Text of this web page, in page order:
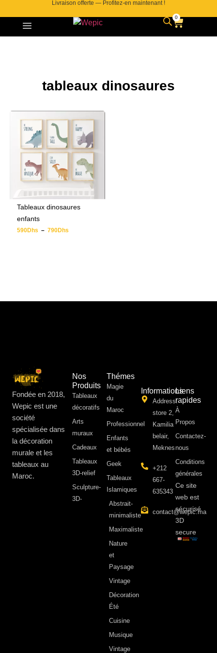
Livraison offerte — Profitez-en maintenant !
0
tableaux dinosaures
Tableaux dinosaures
enfants
590Dhs – 790Dhs
Fondée en 2018,
Wepic est une
société
spécialisée dans
la décoration
murale et les
tableaux au
Maroc.
Nos
Produits
Tableaux
décoratifs
Arts
muraux
Cadeaux
Tableaux
3D-relief
Sculpture-
3D-
Thémes
Magie
du
Maroc
Professionnel
Enfants
et bébés
Geek
Tableaux
Islamiques
Abstrait-
minimaliste
Maximaliste
Nature
et
Paysage
Vintage
Décoration
Été
Cuisine
Musique
Vintage
Informations
Address:
store 2,
Kamilia
belair,
Meknes
+212
667-
635343
contact@wepic.ma
Liens
rapides
À
Propos ​
Contactez-
nous
Conditions
générales
Ce site
web est
sécurisé
3D
secure